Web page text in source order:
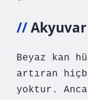
Akyuvar
Beyaz kan
artıran
yoktur.